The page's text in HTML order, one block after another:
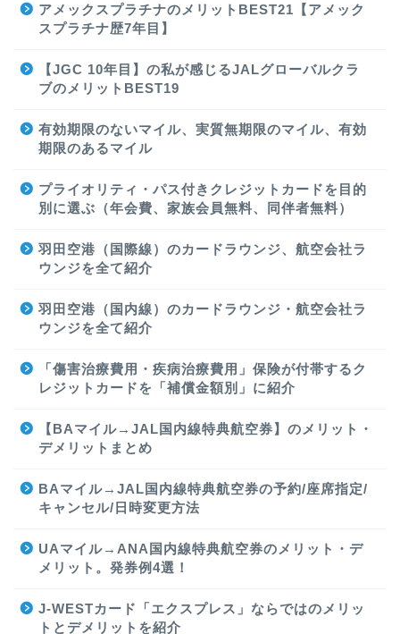
アメックスプラチナのメリットBEST21【アメック
スプラチナ歴7年目】
【JGC 10年目】の私が感じるJALグローバルクラ
ブのメリットBEST19
有効期限のないマイル、実質無期限のマイル、有効
期限のあるマイル
プライオリティ・パス付きクレジットカードを目的
別に選ぶ（年会費、家族会員無料、同伴者無料）
羽田空港（国際線）のカードラウンジ、航空会社ラ
ウンジを全て紹介
羽田空港（国内線）のカードラウンジ・航空会社ラ
ウンジを全て紹介
「傷害治療費用・疾病治療費用」保険が付帯するク
レジットカードを「補償金額別」に紹介
【BAマイル→JAL国内線特典航空券】のメリット・
デメリットまとめ
BAマイル→JAL国内線特典航空券の予約/座席指定/
キャンセル/日時変更方法
UAマイル→ANA国内線特典航空券のメリット・デ
メリット。発券例4選！
J-WESTカード「エクスプレス」ならではのメリッ
トとデメリットを紹介